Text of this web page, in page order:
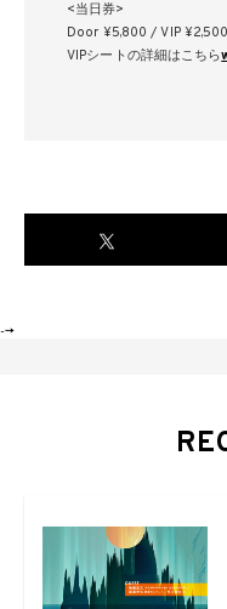
<当日券>
Door ¥5,800 / VIP
VIPシートの詳細はこちら
-->